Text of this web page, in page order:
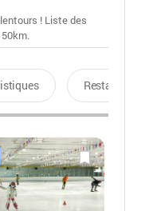
! Liste des
Restaurants